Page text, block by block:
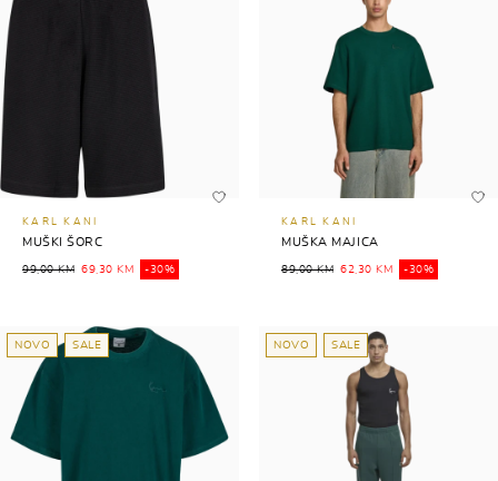
KARL KANI
MUŠKI ŠORC
99,00 KM 69,30 KM -30%
KARL KANI
MUŠKA MAJICA
89,00 KM 62,30 KM -30%
NOVO SALE NOVO SALE